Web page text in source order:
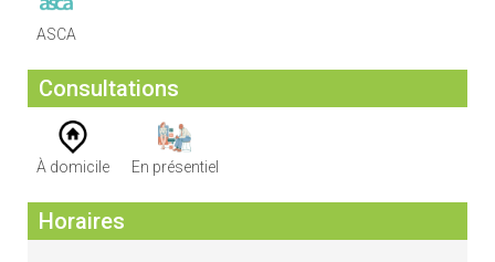
ASCA
Consultations
À domicile En présentiel
Horaires